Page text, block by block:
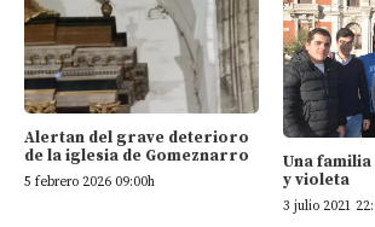
Alertan del grave deterioro
de la iglesia de Gomeznarro
5 febrero 2026 09:00h
Una
y violeta
3 julio 2021